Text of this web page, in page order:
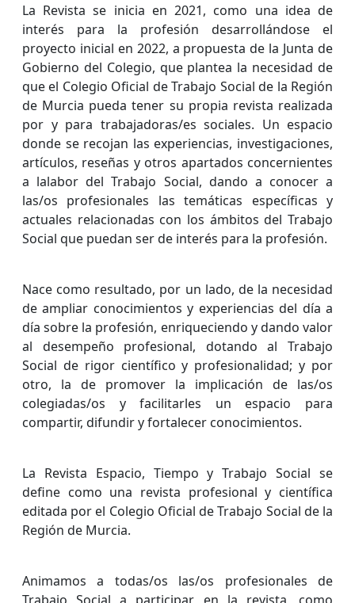
La Revista se inicia en 2021, como una idea de
interés para la profesión desarrollándose el
proyecto inicial en 2022, a propuesta de la Junta de
Gobierno del Colegio, que plantea la necesidad de
que el Colegio Oficial de Trabajo Social de la Región
de Murcia pueda tener su propia revista realizada
por y para trabajadoras/es sociales. Un espacio
donde se recojan las experiencias, investigaciones,
artículos, reseñas y otros apartados concernientes
a lalabor del Trabajo Social, dando a conocer a
las/os profesionales las temáticas específicas y
actuales relacionadas con los ámbitos del Trabajo
Social que puedan ser de interés para la profesión.
Nace como resultado, por un lado, de la necesidad
de ampliar conocimientos y experiencias del día a
día sobre la profesión, enriqueciendo y dando valor
al desempeño profesional, dotando al Trabajo
Social de rigor científico y profesionalidad; y por
otro, la de promover la implicación de las/os
colegiadas/os y facilitarles un espacio para
compartir, difundir y fortalecer conocimientos.
La Revista Espacio, Tiempo y Trabajo Social se
define como una revista profesional y científica
editada por el Colegio Oficial de Trabajo Social de la
Región de Murcia.
Animamos a todas/os las/os profesionales de